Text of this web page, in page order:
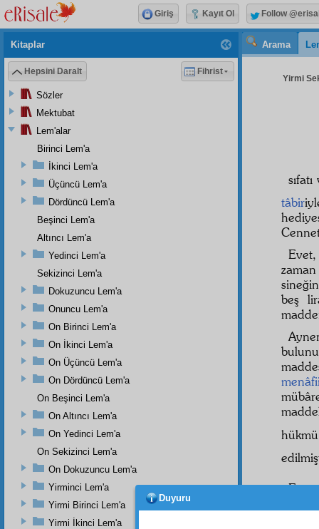
Arama
Yirmi
tâbir
Evet,
beş
Kitaplar
Hepsini Daralt Fihrist
Sözler
Mektubat
Lem'alar
Birinci Lem'a
İkinci Lem'a
Üçüncü Lem'a
Dördüncü Lem'a
Beşinci Lem'a
Altıncı Lem'a
Yedinci Lem'a
Sekizinci Lem'a
Dokuzuncu Lem'a
Onuncu Lem'a
On Birinci Lem'a
On İkinci Lem'a
On Üçüncü Lem'a
On Dördüncü Lem'a
On Beşinci Lem'a
On Altıncı Lem'a
On Yedinci Lem'a
On Sekizinci Lem'a
On Dokuzuncu Lem'a
Yirminci Lem'a
Yirmi Birinci Lem'a
Yirmi İkinci Lem'a
Giriş Kayıt Ol Follow
Duyuru